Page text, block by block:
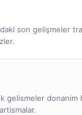
son gelişmeler
gelismeler donanim